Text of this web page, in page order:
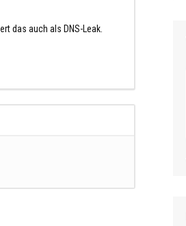
das auch als DNS-Leak.